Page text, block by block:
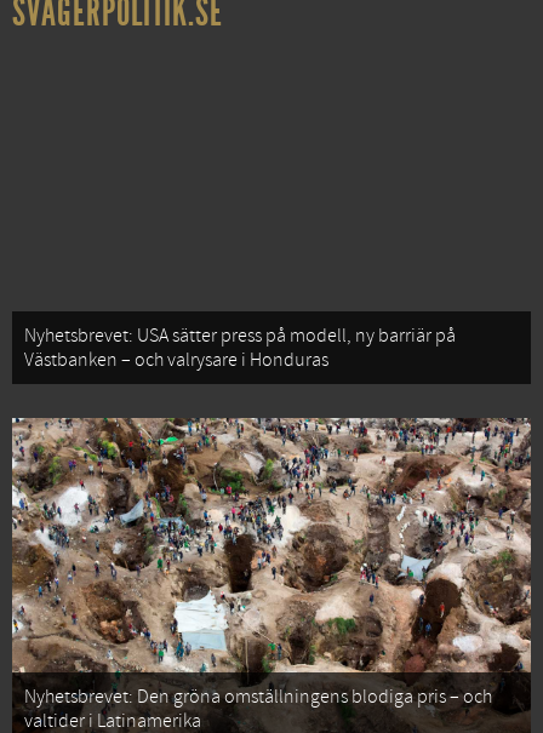
SVÅGERPOLITIK.SE
Nyhetsbrevet: USA sätter press på modell, ny barriär på
Västbanken – och valrysare i Honduras
Nyhetsbrevet: Den gröna omställningens blodiga pris – och
valtider i Latinamerika